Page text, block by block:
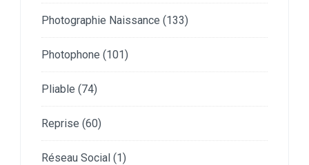
Photographie Naissance (133)
Photophone (101)
Pliable (74)
Reprise (60)
Réseau Social (1)